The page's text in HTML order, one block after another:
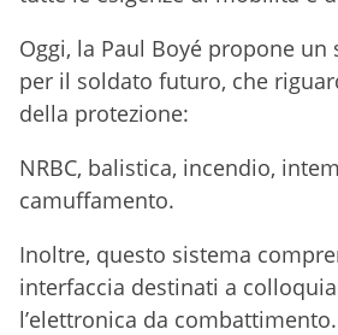
Oggi, la Paul Boyé propone
per il soldato futuro, che
della protezione:
NRBC, balistica, incendio,
camuffamento.
Inoltre, questo sistema
interfaccia destinati a
l’elettronica da combattimento.